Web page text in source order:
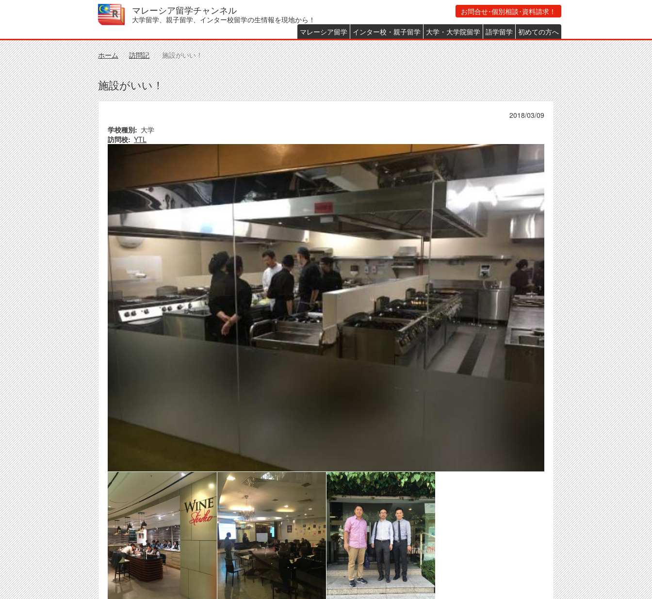
ン
テ
ン
ツ
に
移
動
マレーシア留学チャンネル
大学留学、親子留学、インター校留学の生情報を現地から！
Main
menu
マレーシア留学 インター校・親子留学 大学・大学院留学 語学留学 初めての方へ
お問合せ･個別相談･資料請求！
ホーム 訪問記 施設がいい！
施設がいい！
2018/03/09
学校種別
大学
訪問校 YTL